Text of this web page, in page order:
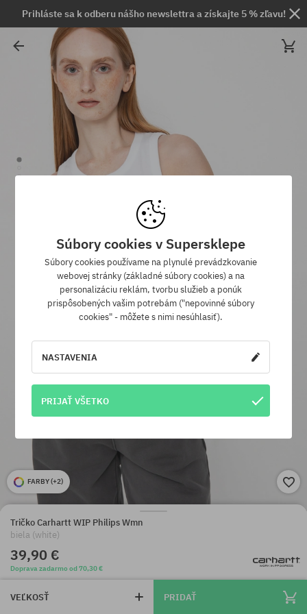
Prihláste sa k odberu nášho newslettra a získajte 5 % zľavu!
FARBY (+2)
Tričko Carhartt WIP Philips Wmn
biela (white)
39,90 €
Doprava zadarmo od 70,30 €
VEĽKOSŤ PRIDAŤ
Súbory cookies v Supersklepe
Súbory cookies používame na plynulé prevádzkovanie
webovej stránky (základné súbory cookies) a na
personalizáciu reklám, tvorbu služieb a ponúk
prispôsobených vašim potrebám ("nepovinné súbory
cookies" - môžete s nimi nesúhlasiť).
NASTAVENIA
PRIJAŤ VŠETKO